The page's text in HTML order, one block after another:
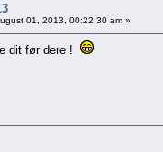
01, 2013, 00:22:30 am »
dit før dere !